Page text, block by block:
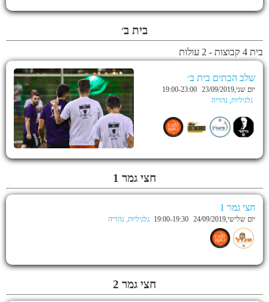
בית ב׳
בית 4 קבוצות - 2 עולות
שלב הבתים בית ב׳
יום שני,23/09/2019
19:00-23:00
גלגיליות, נהריה
חצי גמר 1
חצי גמר 1
יום שלישי,24/09/2019 19:00-19:30 גלגיליות, נהריה
חצי גמר 2